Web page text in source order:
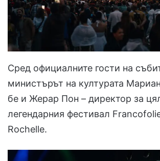
Сред официалните гости на
министърът на културата
бе и Жерар Пон – директор за
легендарния фестивал
Rochelle.